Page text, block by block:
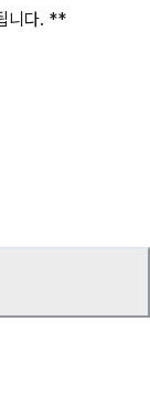
니다. **